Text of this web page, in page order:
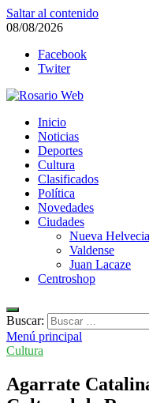
Saltar al contenido
08/08/2026
Facebook
Twiter
Rosario Web
Todas la noticias de Rosario
Inicio
Noticias
Deportes
Cultura
Clasificados
Política
Novedades
Ciudades
Nueva Helvecia
Valdense
Juan Lacaze
Centroshop
Buscar:
Menú principal
Cultura
Agarrate